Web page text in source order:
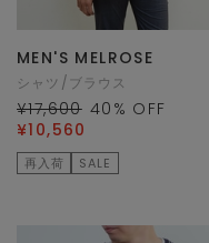
MEN'S MELROSE
シャツ/ブラウス
¥17,600 40 % OFF
¥10,560
再入荷 SALE